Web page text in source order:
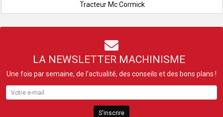
Tracteur Mc Cormick
LA NEWSLETTER MACHINISME
Une fois par semaine, de l’actualité, des conseils et des bons plans !
S'inscrire